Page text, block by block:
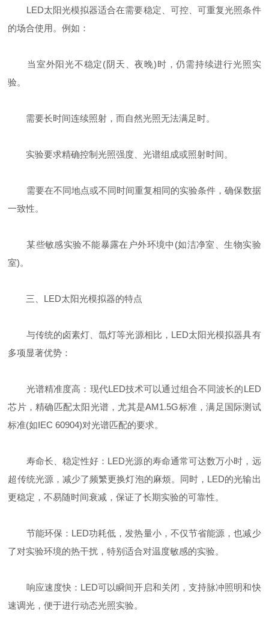
LED太阳光模拟器适合在需要稳定、可控、可重复光照条件
的场合使用。例如：
当室外阳光不稳定(阴天、夜晚)时，仍需持续进行光照实
验。
需要长时间连续照射，而自然光照无法满足时。
实验要求精确控制光照强度、光谱组成或照射时间。
需要在不同地点或不同时间重复相同的实验条件，确保数据
一致性。
某些敏感实验不能暴露在户外环境中(如洁净室、生物实验
室)。
三、LED太阳光模拟器的特点
与传统的卤素灯、氙灯等光源相比，LED太阳光模拟器具有
多项显著优势：
光谱精准度高：现代LED技术可以通过组合不同波长的LED
芯片，精确匹配太阳光谱，尤其是AM1.5G标准，满足国际测试
标准(如IEC 60904)对光谱匹配的要求。
寿命长、稳定性好：LED光源的寿命通常可达数万小时，远
超传统光源，减少了频繁更换灯泡的麻烦。同时，LED的光输出
更稳定，不易随时间衰减，保证了长期实验的可靠性。
节能环保：LED功耗低，发热量小，不仅节省能源，也减少
了对实验环境的热干扰，特别适合对温度敏感的实验。
响应速度快：LED可以瞬间开启和关闭，支持脉冲照明和快
速调光，便于进行动态光照实验。